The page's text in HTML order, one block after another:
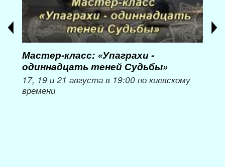
Мастер-класс: «Упаграхи -
одиннадцать теней Судьбы»
17, 19 и 21 августа в 19:00 по киевскому
времени